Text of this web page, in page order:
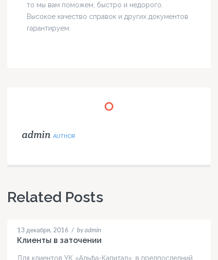
то мы вам поможем, быстро и недорого.
Высокое качество справок и других документов
гарантируем.
admin AUTHOR
Related Posts
13 декабря, 2016 / by admin
Клиенты в заточении
Для клиентов УК «Альфа-Капитал», в предпоследний